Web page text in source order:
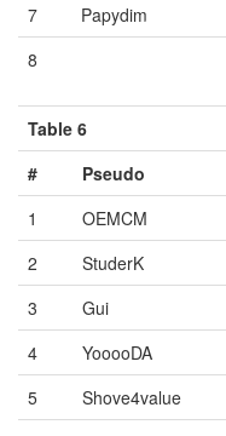
7
Papydim
8
Table 6
#
Pseudo
1
OEMCM
2
StuderK
3
Gui
4
YooooDA
5
Shove4value